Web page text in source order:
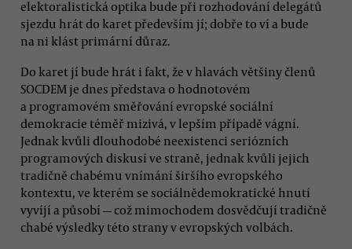
elektoralistická optika bude při rozhodování delegátů
sjezdu hrát do karet především jí; dobře to ví a bude
na ni klást primární důraz.
Do karet jí bude hrát i fakt, že v hlavách většiny členů
SOCDEM je dnes představa o hodnotovém
a programovém směřování evropské sociální
demokracie téměř mizivá, v lepším případě vágní.
Jednak kvůli dlouhodobé neexistenci seriózních
programových diskusí ve straně, jednak kvůli jejich
tradičně chabému vnímání širšího evropského
kontextu, ve kterém se sociálnědemokratické hnutí
vyvíjí a působí — což mimochodem dosvědčují tradičně
chabé výsledky této strany v evropských volbách.